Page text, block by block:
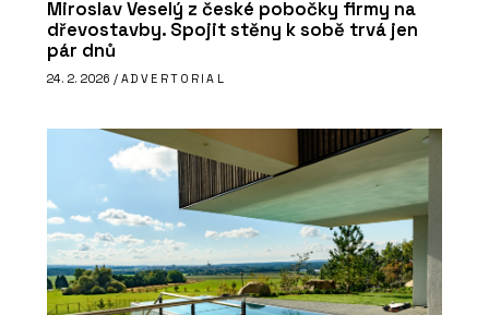
Miroslav Veselý z české pobočky firmy na
dřevostavby. Spojit stěny k sobě trvá jen
pár dnů
24. 2. 2026 / ADVERTORIAL